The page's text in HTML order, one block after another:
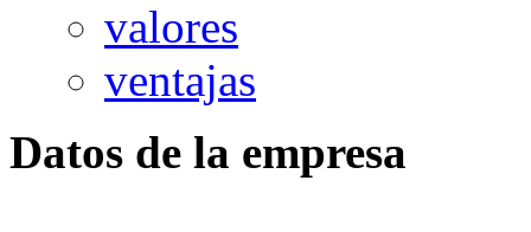
valores
ventajas
Datos de la empresa